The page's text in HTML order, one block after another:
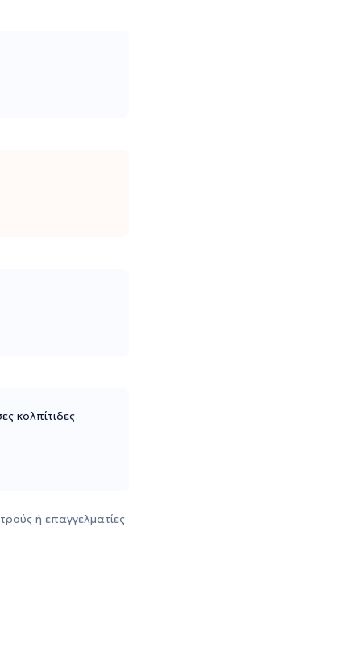
κολπίτιδες
ή επαγγελματίες